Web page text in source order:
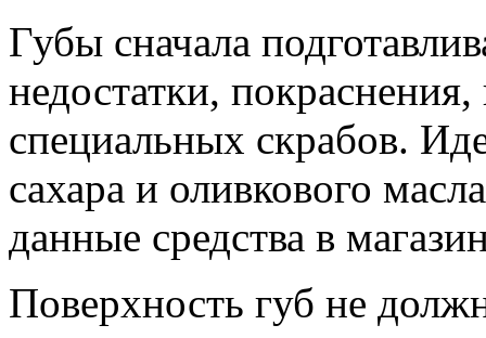
Губы сначала
недостатки,
специальных скрабов.
сахара и оливкового
данные средства в
Поверхность губ не